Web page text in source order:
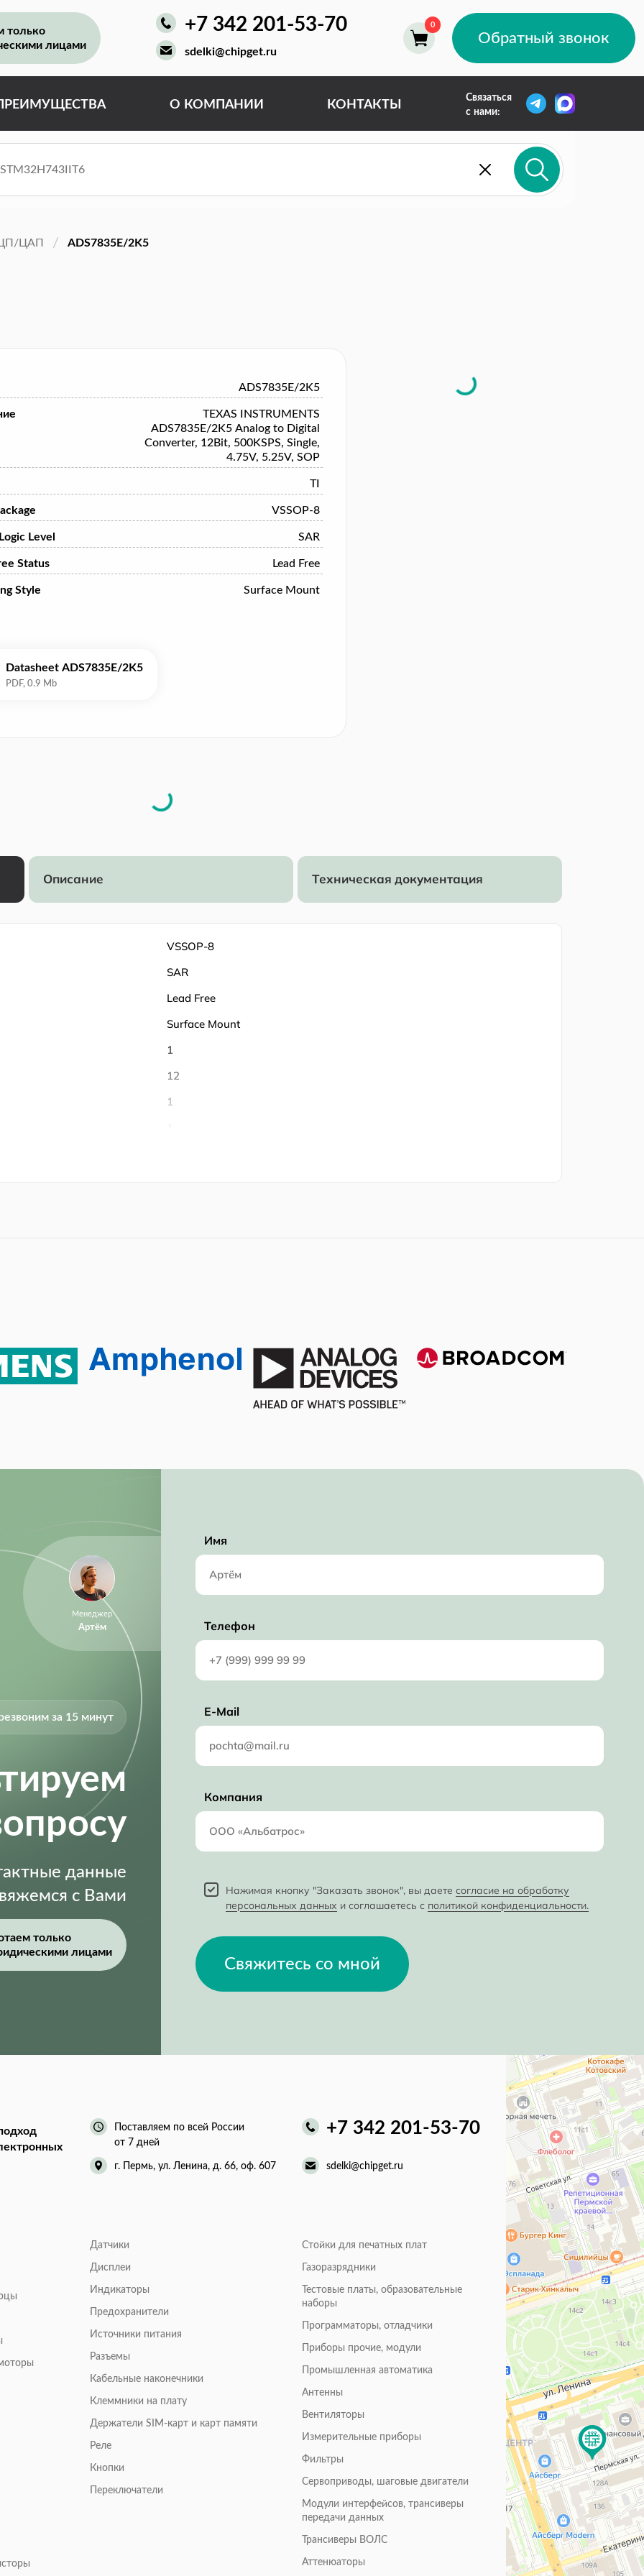
только
лицами
+7 342 201-53-70
sdelki@chipget.ru
Обратный звонок
О КОМПАНИИ КОНТАКТЫ
Связаться
с нами:
ЦАП ADS7835E/2K5
ADS7835E/2K5
TEXAS INSTRUMENTS
ADS7835E/2K5 Analog to Digital
Converter, 12Bit, 500KSPS, Single,
4.75V, 5.25V, SOP
TI
VSSOP-8
Level SAR
Status Lead Free
Style Surface Mount
Datasheet ADS7835E/2K5
Описание Техническая документация
VSSOP-8
SAR
Lead Free
Surface Mount
1
12
1
30 W
3.50 mA
4.75V (min)
5.25 V
4.75 V
Менеджер
Артём
за 15 минут
данные
с Вами
только
лицами
Имя
Телефон
E-Mail
Компания
Нажимая кнопку "Заказать звонок", вы даете согласие на обработку
персональных данных и соглашаетесь с политикой конфиденциальности.
Свяжитесь со мной
Поставляем по всей России
от 7 дней
+7 342 201-53-70
г. Пермь, ул. Ленина, д. 66, оф. 607 sdelki@chipget.ru
Датчики
Дисплеи
Индикаторы
Предохранители
Источники питания
Разъемы
Кабельные наконечники
Клеммники на плату
Держатели SIM-карт и карт памяти
Реле
Кнопки
Переключатели
Стойки для печатных плат
Газоразрядники
Тестовые платы, образовательные
наборы
Программаторы, отладчики
Приборы прочие, модули
Промышленная автоматика
Антенны
Вентиляторы
Измерительные приборы
Фильтры
Сервоприводы, шаговые двигатели
Модули интерфейсов, трансиверы
передачи данных
Трансиверы ВОЛС
Аттенюаторы